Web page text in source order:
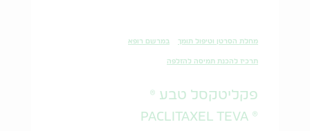
מחלת הסרטן וטיפול תומך במרשם רופא
תרכיז להכנת תמיסה להזלפה
פקליטקסל טבע ®
® PACLITAXEL TEVA